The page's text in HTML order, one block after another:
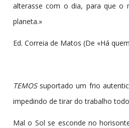
alterasse com o dia, para que o
planeta.»
Ed. Correia de Matos (De «Há
TEMOSsuportado um frio
impedindo de tirar do trabalho
Mal o Sol se esconde no